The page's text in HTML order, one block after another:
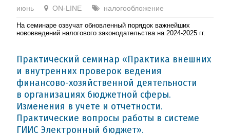
июнь ON-LINE налогообложение
На семинаре озвучат обновленный порядок важнейших
нововведений налогового законодательства на 2024-2025 гг.
Практический семинар «Практика внешних
и внутренних проверок ведения
финансово-хозяйственной деятельности
в организациях бюджетной сферы.
Изменения в учете и отчетности.
Практические вопросы работы в системе
ГИИС Электронный бюджет».